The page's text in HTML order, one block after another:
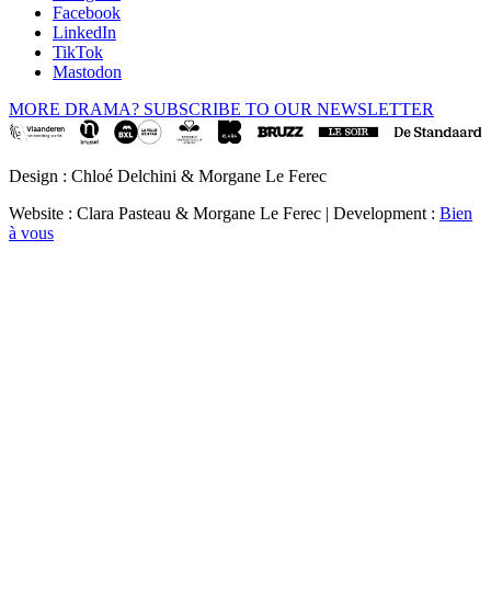
Facebook
LinkedIn
TikTok
Mastodon
MORE DRAMA? SUBSCRIBE TO OUR NEWSLETTER
Design : Chloé Delchini & Morgane Le Ferec
Website : Clara Pasteau & Morgane Le Ferec | Development : Bien
à vous